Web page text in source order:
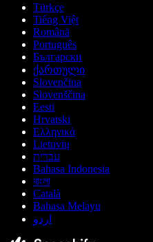
Türkçe
Tiếng Việt
Română
Português
Български
ქართული
Slovenčina
Slovenščina
Eesti
Hrvatski
Ελληνικά
Lietuvių
עברית
Bahasa Indonesia
বাংলা
Català
Bahasa Melayu
اردو